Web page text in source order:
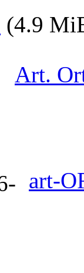
(4.9
Art.
art-